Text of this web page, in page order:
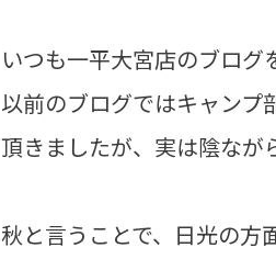
いつも一平大宮店のブログ
以前のブログではキャンプ
頂きましたが、実は陰なが
秋と言うことで、日光の方